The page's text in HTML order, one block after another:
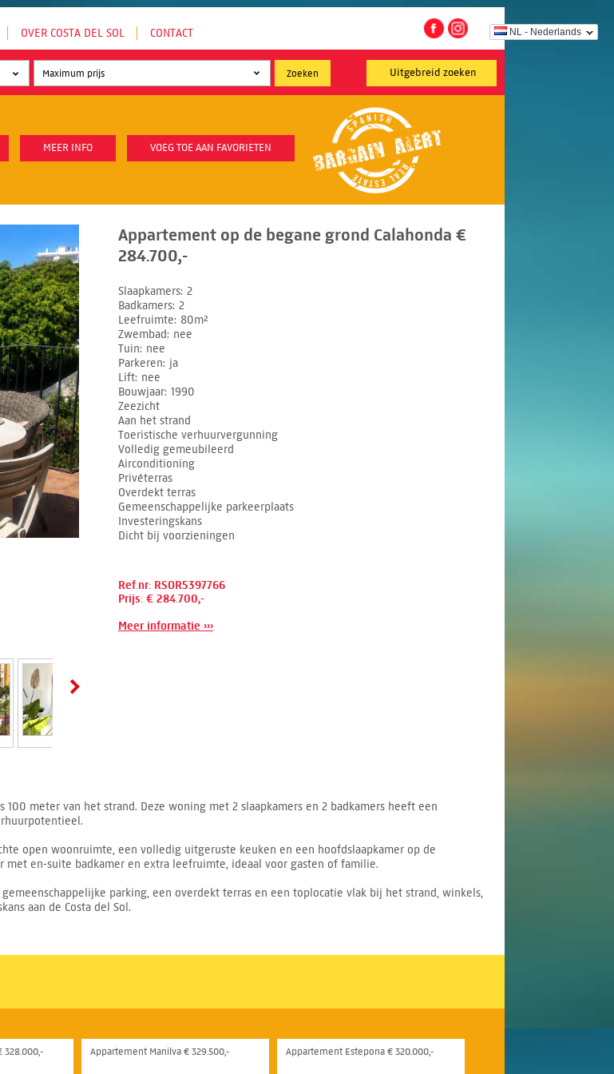
NL - Nederlands
OVER COSTA DEL SOL CONTACT
Uitgebreid zoeken
MEER INFO VOEG TOE AAN FAVORIETEN
Appartement op de begane grond Calahonda €
284.700,-
Slaapkamers 2
Badkamers 2
Leefruimte 80m²
Zwembad
nee
Tuin nee
Parkeren ja
Lift nee
Bouwjaar 1990
Zeezicht
Aan het strand
Toeristische verhuurvergunning
Volledig gemeubileerd
Airconditioning
Privéterras
Overdekt terras
Gemeenschappelijke parkeerplaats
Investeringskans
Dicht bij voorzieningen
Ref.nr: RSOR5397766
Prijs: € 284.700,-
Meer informatie ›››
meter van het strand. Deze woning met 2 slaapkamers en 2 badkamers heeft een
open woonruimte, een volledig uitgeruste keuken en een hoofdslaapkamer op de
en-suite badkamer en extra leefruimte, ideaal voor gasten of familie.
parking, een overdekt terras en een toplocatie vlak bij het strand, winkels,
aan de Costa del Sol.
328.000,- Appartement Manilva € 329.500,- Appartement Estepona € 320.000,-